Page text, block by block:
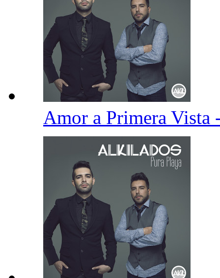
Amor a Primera